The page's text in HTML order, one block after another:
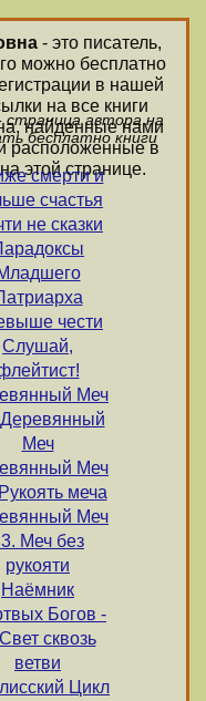
- это писатель,
можно бесплатно
в нашей
на все книги
найденные нами
расположенные в
этой странице.
страница автора на
бесплатно книги
смерти и
счастья
не сказки
чести
Слушай,
Меч
Меч
Меч
меча
Меч
Меч без
рукояти
Наёмник
Богов -
сквозь
ветви
Цикл